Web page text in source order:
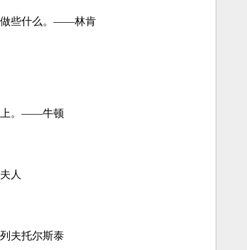
些什么。——林肯
上。——牛顿
人
夫托尔斯泰